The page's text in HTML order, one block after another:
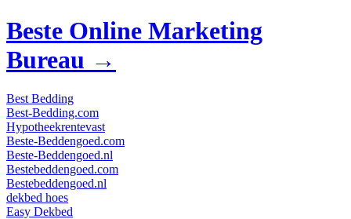
Beste Online Marketing
Bureau →
Best Bedding
Best-Bedding.com
Hypotheekrentevast
Beste-Beddengoed.com
Beste-Beddengoed.nl
Bestebeddengoed.com
Bestebeddengoed.nl
dekbed hoes
Easy Dekbed